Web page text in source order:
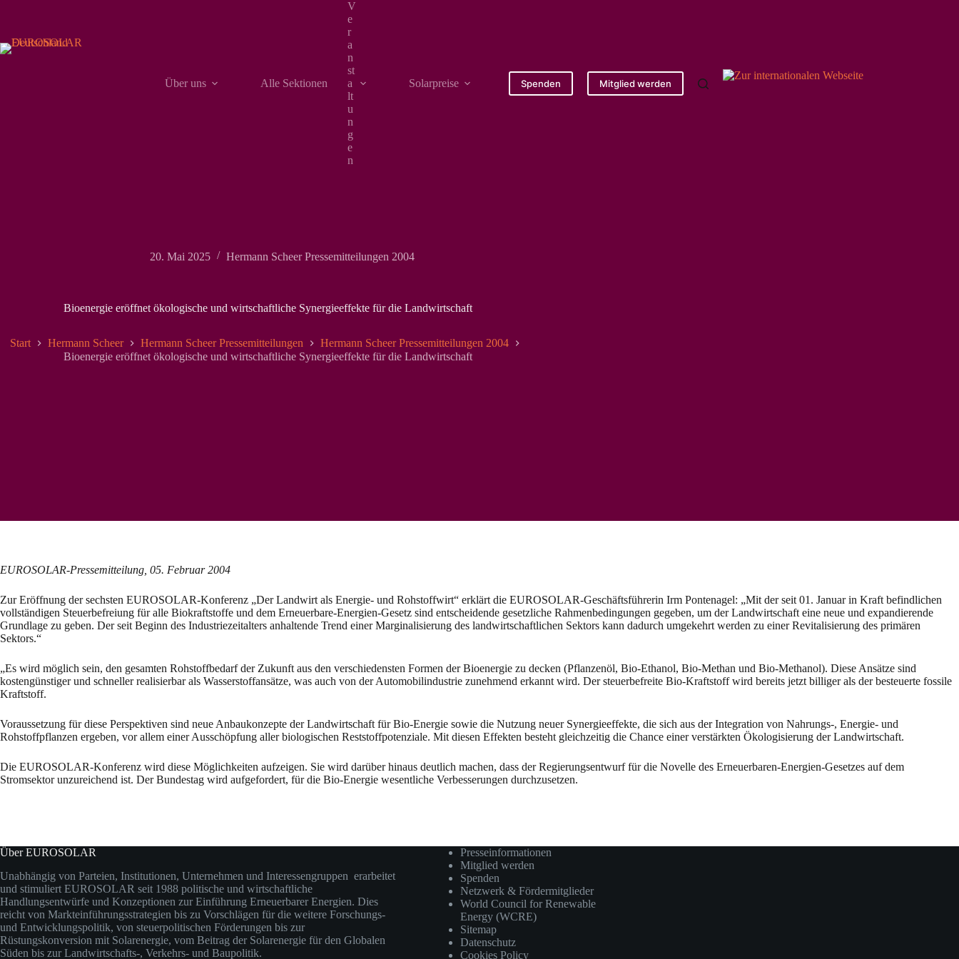
Über uns Alle Sektionen
V
e
r
a
n
st
a
lt
u
n
g
e
n
Solarpreise Medien
Spenden Mitglied werden
20. Mai 2025 Hermann Scheer Pressemitteilungen 2004
Bioenergie eröffnet ökologische und wirtschaftliche Synergieeffekte für die Landwirtschaft
Start Hermann Scheer Hermann Scheer Pressemitteilungen
Hermann Scheer Pressemitteilungen 2004
Bioenergie eröffnet ökologische und wirtschaftliche Synergieeffekte für die Landwirtschaft
EUROSOLAR-Pressemitteilung, 05. Februar 2004
Zur Eröffnung der sechsten EUROSOLAR-Konferenz „Der Landwirt als Energie- und Rohstoffwirt“ erklärt die EUROSOLAR-Geschäftsführerin Irm Pontenagel: „Mit der seit 01. Januar in Kraft befindlichen
vollständigen Steuerbefreiung für alle Biokraftstoffe und dem Erneuerbare-Energien-Gesetz sind entscheidende gesetzliche Rahmenbedingungen gegeben, um der Landwirtschaft eine neue und expandierende
Grundlage zu geben. Der seit Beginn des Industriezeitalters anhaltende Trend einer Marginalisierung des landwirtschaftlichen Sektors kann dadurch umgekehrt werden zu einer Revitalisierung des primären
Sektors.“
„Es wird möglich sein, den gesamten Rohstoffbedarf der Zukunft aus den verschiedensten Formen der Bioenergie zu decken (Pflanzenöl, Bio-Ethanol, Bio-Methan und Bio-Methanol). Diese Ansätze sind
kostengünstiger und schneller realisierbar als Wasserstoffansätze, was auch von der Automobilindustrie zunehmend erkannt wird. Der steuerbefreite Bio-Kraftstoff wird bereits jetzt billiger als der besteuerte fossile
Kraftstoff.
Voraussetzung für diese Perspektiven sind neue Anbaukonzepte der Landwirtschaft für Bio-Energie sowie die Nutzung neuer Synergieeffekte, die sich aus der Integration von Nahrungs-, Energie- und
Rohstoffpflanzen ergeben, vor allem einer Ausschöpfung aller biologischen Reststoffpotenziale. Mit diesen Effekten besteht gleichzeitig die Chance einer verstärkten Ökologisierung der Landwirtschaft.
Die EUROSOLAR-Konferenz wird diese Möglichkeiten aufzeigen. Sie wird darüber hinaus deutlich machen, dass der Regierungsentwurf für die Novelle des Erneuerbaren-Energien-Gesetzes auf dem
Stromsektor unzureichend ist. Der Bundestag wird aufgefordert, für die Bio-Energie wesentliche Verbesserungen durchzusetzen.
Über EUROSOLAR
Unabhängig von Parteien, Institutionen, Unternehmen und Interessengruppen erarbeitet
und stimuliert EUROSOLAR seit 1988 politische und wirtschaftliche
Handlungsentwürfe und Konzeptionen zur Einführung Erneuerbarer Energien. Dies
reicht von Markteinführungsstrategien bis zu Vorschlägen für die weitere Forschungs-
und Entwicklungspolitik, von steuerpolitischen Förderungen bis zur
Rüstungskonversion mit Solarenergie, vom Beitrag der Solarenergie für den Globalen
Süden bis zur Landwirtschafts-, Verkehrs- und Baupolitik.
Presseinformationen
Mitglied werden
Spenden
Netzwerk & Fördermitglieder
World Council for Renewable
Energy (WCRE)
Sitemap
Datenschutz
Cookies Policy